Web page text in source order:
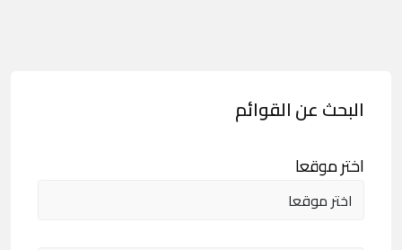
البحث عن القوائم
اختر موقعا